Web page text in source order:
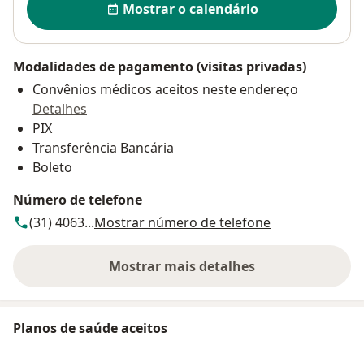
Mostrar o calendário
Modalidades de pagamento (visitas privadas)
Convênios médicos aceitos neste endereço
Detalhes
PIX
Transferência Bancária
Boleto
Número de telefone
(31) 4063...Mostrar número de telefone
Mostrar mais detalhes
sobre o endereço
Planos de saúde aceitos